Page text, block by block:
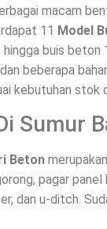
macam
11 Model
buis beton
beberapa
kebutuhan stok
Sumur
Beton
pagar
dan u-ditch.